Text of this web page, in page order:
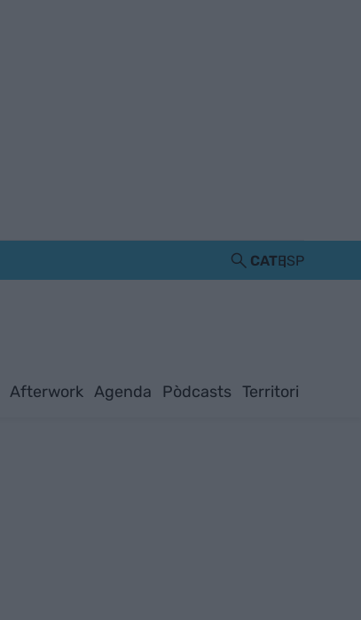
CATESP
Afterwork Agenda Pòdcasts Territori